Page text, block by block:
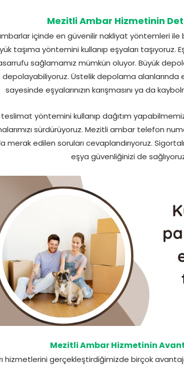
Mezitli Ambar Hizmetinin
içinde en güvenilir nakliyat yöntemleri
taşıma yöntemini kullanıp eşyaları taşıyoruz.
sağlamamız mümkün oluyor. Büyük
depolayabiliyoruz. Üstelik depolama
sayesinde eşyalarınızın karışmasını ya da
teslimat yöntemini kullanıp dağıtım
sürdürüyoruz. Mezitli ambar telefon
merak edilen soruları cevaplandırıyoruz.
eşya güvenliğinizi de
Mezitli Ambar Hizmetinin
hizmetlerini gerçekleştirdiğimizde birçok